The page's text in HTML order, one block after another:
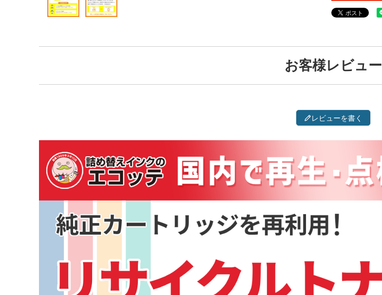
お客様レビュー
レビューを書く